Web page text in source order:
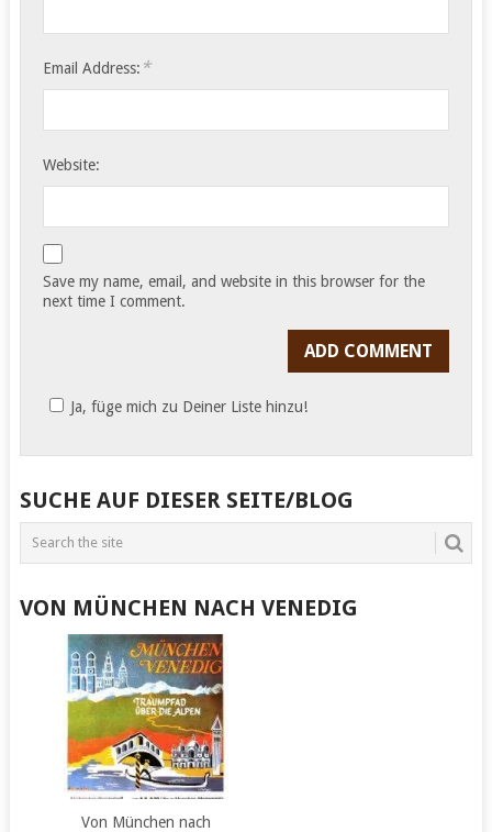
Email Address: *
Website:
Save my name, email, and website in this browser for the
next time I comment.
Ja, füge mich zu Deiner Liste hinzu!
SUCHE AUF DIESER SEITE/BLOG
VON MÜNCHEN NACH VENEDIG
Von München nach